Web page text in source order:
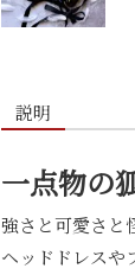
説明
一点物の
強さと可愛さと
ヘッドドレスや